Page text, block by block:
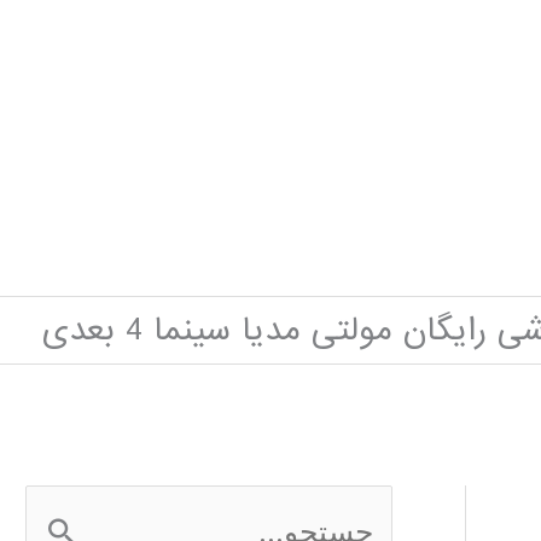
رایگان مولتی مدیا سینما 4 بعدی